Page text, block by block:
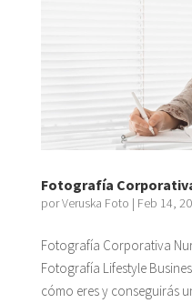
Fotografía
porVeruska Foto | Feb 14,
Fotografía Corporativa
Fotografía Lifestyle
cómo eres y conseguirás